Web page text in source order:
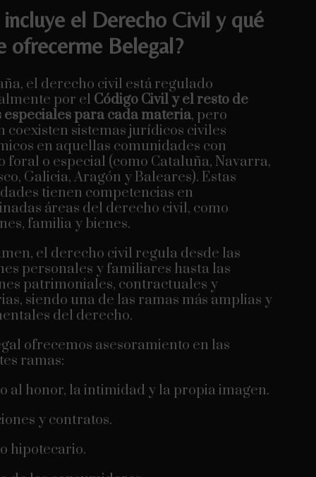
incluye el Derecho Civil y qué
ofrecerme Belegal?
el derecho civil está regulado
por el Código Civil y el resto de
especiales para cada materia, pero
coexisten sistemas jurídicos civiles
en aquellas comunidades con
foral o especial (como Cataluña, Navarra,
Galicia, Aragón y Baleares). Estas
tienen competencias en
áreas del derecho civil, como
familia y bienes.
el derecho civil regula desde las
personales y familiares hasta las
patrimoniales, contractuales y
siendo una de las ramas más amplias y
del derecho.
ofrecemos asesoramiento en las
ramas:
al honor, la intimidad y la propia imagen.
y contratos.
hipotecario.